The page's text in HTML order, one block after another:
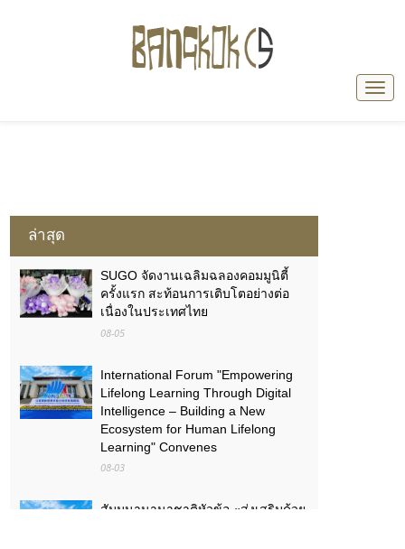
ล่าสุด
SUGO จัดงานเฉลิมฉลองคอมมูนิตี้
ครั้งแรก สะท้อนการเติบโตอย่างต่อ
เนื่องในประเทศไทย
08-05
International Forum "Empowering
Lifelong Learning Through Digital
Intelligence – Building a New
Ecosystem for Human Lifelong
Learning" Convenes
08-03
สัมมนานานาชาติหัวข้อ «ส่งเสริมด้วย